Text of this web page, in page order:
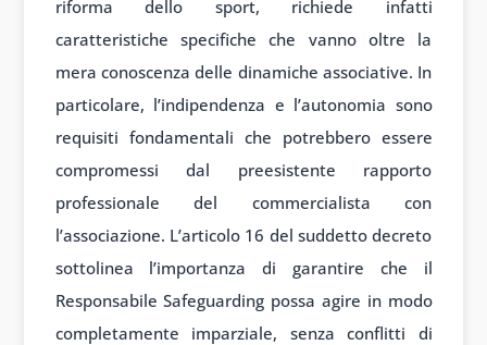
riforma dello sport, richiede infatti
caratteristiche specifiche che vanno oltre la
mera conoscenza delle dinamiche associative. In
particolare, l’indipendenza e l’autonomia sono
requisiti fondamentali che potrebbero essere
compromessi dal preesistente rapporto
professionale del commercialista con
l’associazione. L’articolo 16 del suddetto decreto
sottolinea l’importanza di garantire che il
Responsabile Safeguarding possa agire in modo
completamente imparziale, senza conflitti di